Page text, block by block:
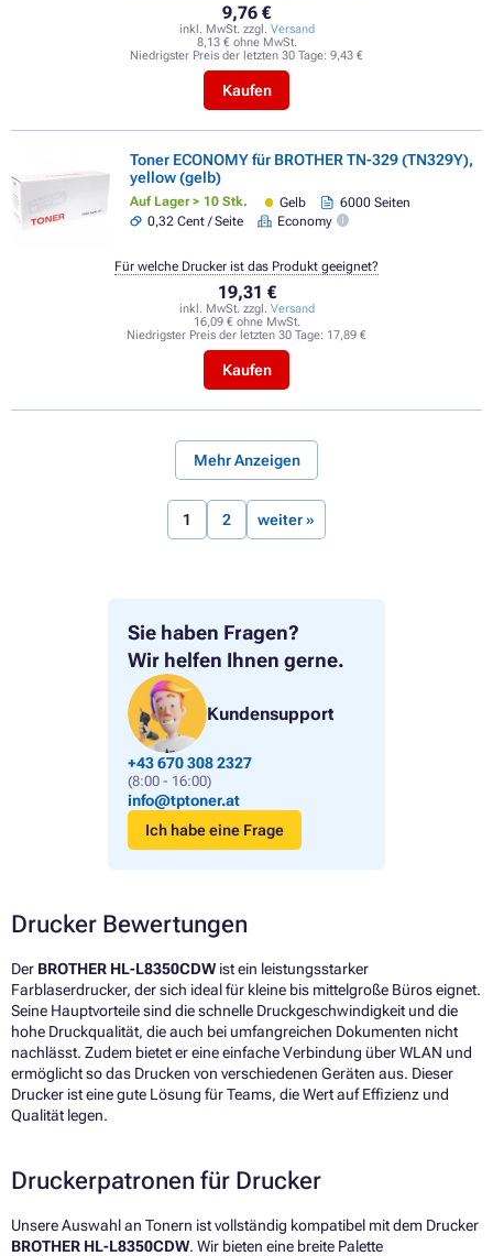
Sie haben Fragen?
Wir helfen Ihnen gerne.
Kundensupport
+43 670 308 2327
(8:00 - 16:00)
info@tptoner.at
Ich habe eine Frage
9,76 €
inkl. MwSt. zzgl. Versand
8,13 € ohne MwSt.
Niedrigster Preis der letzten 30 Tage: 9,43 €
Kaufen
Toner ECONOMY für BROTHER TN-329 (TN329Y),
yellow (gelb)
Auf Lager > 10 Stk. Gelb
6000 Seiten
0,32 Cent / Seite
Economy
19,31 €
inkl. MwSt. zzgl. Versand
16,09 € ohne MwSt.
Niedrigster Preis der letzten 30 Tage: 17,89 €
Kaufen
Für welche Drucker ist das Produkt geeignet?
Mehr Anzeigen
1 2 weiter »
Drucker Bewertungen
Der BROTHER HL-L8350CDW ist ein leistungsstarker
Farblaserdrucker, der sich ideal für kleine bis mittelgroße Büros eignet.
Seine Hauptvorteile sind die schnelle Druckgeschwindigkeit und die
hohe Druckqualität, die auch bei umfangreichen Dokumenten nicht
nachlässt. Zudem bietet er eine einfache Verbindung über WLAN und
ermöglicht so das Drucken von verschiedenen Geräten aus. Dieser
Drucker ist eine gute Lösung für Teams, die Wert auf Effizienz und
Qualität legen.
Druckerpatronen für Drucker
Unsere Auswahl an Tonern ist vollständig kompatibel mit dem Drucker
BROTHER HL-L8350CDW. Wir bieten eine breite Palette